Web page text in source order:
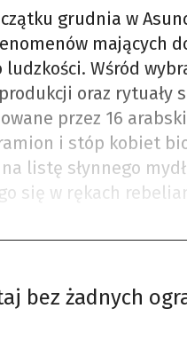
grudnia w
mających
Wśród
oraz rytuały
przez 16
i stóp kobiet
listę słynnego
się w rękach
bez żadnych